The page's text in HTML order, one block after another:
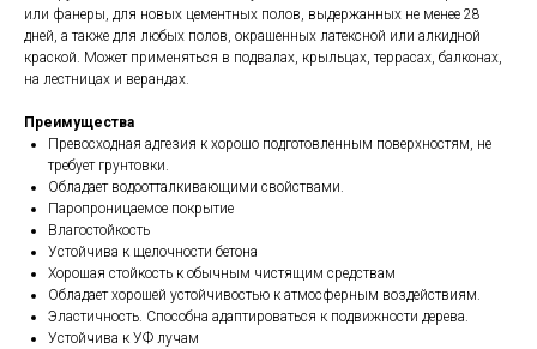
или фанеры, для новых цементных полов, выдержанных не менее 28
дней, а также для любых полов, окрашенных латексной или алкидной
краской. Может применяться в подвалах, крыльцах, террасах, балконах,
на лестницах и верандах.
Преимущества
Превосходная адгезия к хорошо подготовленным поверхностям, не
требует грунтовки.
Обладает водоотталкивающими свойствами.
Паропроницаемое покрытие
Влагостойкость
Устойчива к щелочности бетона
Хорошая стойкость к обычным чистящим средствам
Обладает хорошей устойчивостью к атмосферным воздействиям.
Эластичность. Способна адаптироваться к подвижности дерева.
Устойчива к УФ лучам